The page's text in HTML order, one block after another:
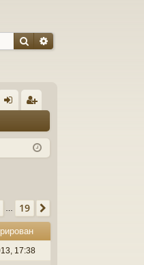
ПоискРасширенный поиск
д ис
ия
19
17:38